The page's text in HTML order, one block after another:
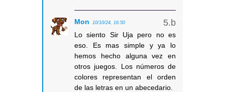
Mon 10/10/24, 16:50
Lo siento Sir Uja pero no es
eso. Es mas simple y ya lo
hemos hecho alguna vez en
otros juegos. Los números de
colores representan el orden
de las letras en un abecedario.